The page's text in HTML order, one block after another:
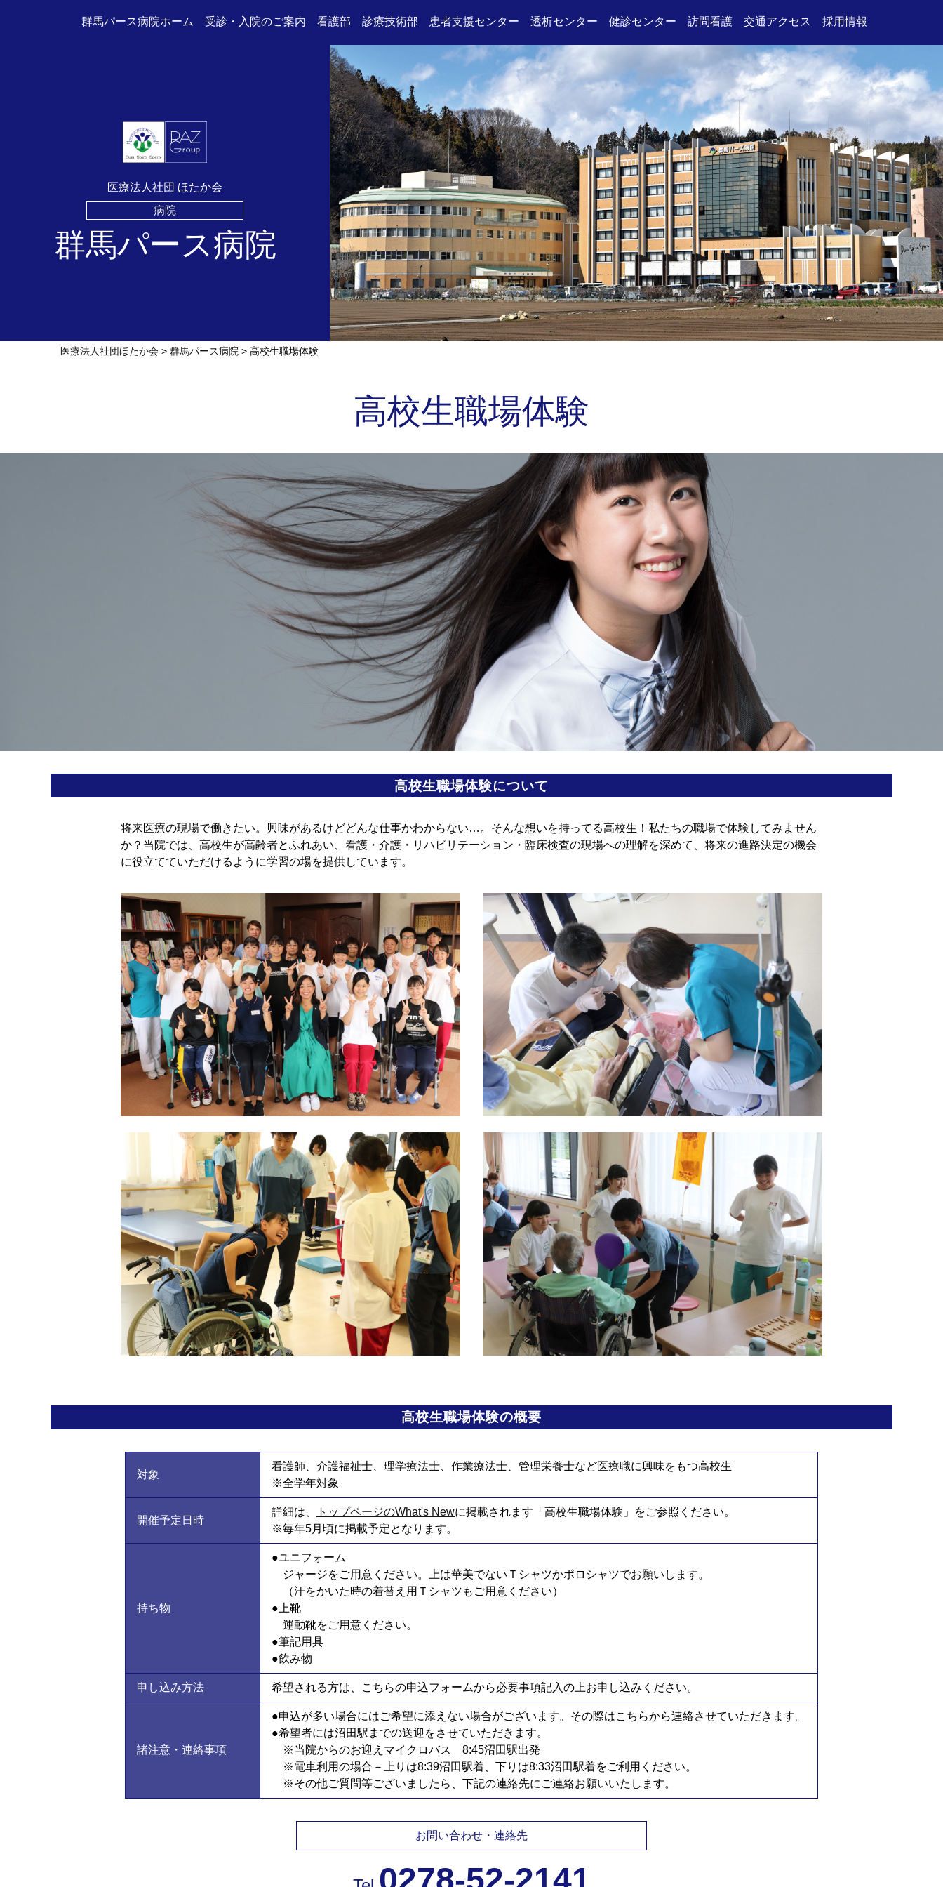
群馬パース病院ホーム 受診・入院のご案内 看護部 診療技術部 患者支援センター 透析センター 健診センター 訪問看護 交通アクセス 採用情報
医療法人社団 ほたか会
病院
群馬パース病院
医療法人社団ほたか会 群馬パース病院 高校生職場体験
高校生職場体験
高校生職場体験について
将来医療の現場で働きたい。興味があるけどどんな仕事かわからない…。そんな想いを持ってる高校生！私たちの職場で体験してみません
か？当院では、高校生が高齢者とふれあい、看護・介護・リハビリテーション・臨床検査の現場への理解を深めて、将来の進路決定の機会
に役立てていただけるように学習の場を提供しています。
高校生職場体験の概要
対象
看護師、介護福祉士、理学療法士、作業療法士、管理栄養士など医療職に興味をもつ高校生
※全学年対象
開催予定日時
詳細は、 トップページのWhat's Newに掲載されます「高校生職場体験」をご参照ください。
※毎年5月頃に掲載予定となります。
持ち物
ユニフォーム
ジャージをご用意ください。上は華美でないＴシャツかポロシャツでお願いします。
（汗をかいた時の着替え用Ｔシャツもご用意ください）
上靴
運動靴をご用意ください。
筆記用具
飲み物
申し込み方法 希望される方は、こちらの申込フォームから必要事項記入の上お申し込みください。
諸注意・連絡事項
申込が多い場合にはご希望に添えない場合がございます。その際はこちらから連絡させていただきます。
希望者には沼田駅までの送迎をさせていただきます。
※当院からのお迎えマイクロバス 8:45沼田駅出発
※電車利用の場合－上りは8:39沼田駅着、下りは8:33沼田駅着をご利用ください。
※その他ご質問等ございましたら、下記の連絡先にご連絡お願いいたします。
お問い合わせ・連絡先